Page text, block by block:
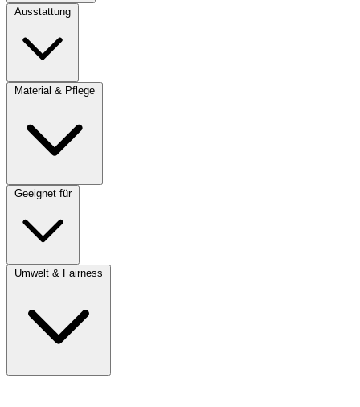
Ausstattung
Material & Pflege
Geeignet für
Umwelt & Fairness